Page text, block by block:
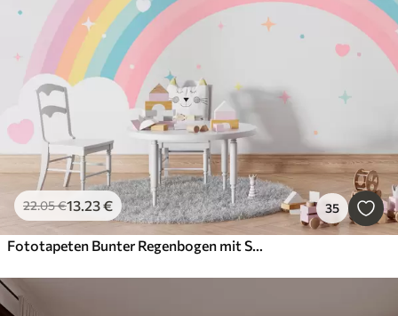
22.05€13.23€ 35
Fototapeten Bunter Regenbogen mit Sternen und Herzen im skandinavischen Stil